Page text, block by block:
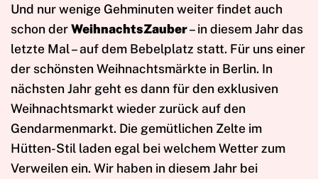
Und nur wenige Gehminuten weiter findet auch
schon derWeihnachtsZauber– in diesem Jahr das
letzte Mal – auf dem Bebelplatz statt. Für uns einer
der schönsten Weihnachtsmärkte in Berlin. In
nächsten Jahr geht es dann für den exklusiven
Weihnachtsmarkt wieder zurück auf den
Gendarmenmarkt. Die gemütlichen Zelte im
Hütten-Stil laden egal bei welchem Wetter zum
Verweilen ein. Wir haben in diesem Jahr bei